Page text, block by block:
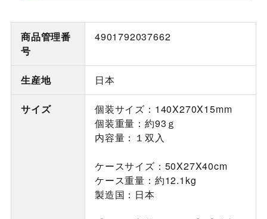
商品管理番
号
4901792037662
生産地 日本
サイズ
個装サイズ：140X270X15mm
個装重量：約93ｇ
内容量：１双入
ケースサイズ：50X27X40cm
ケース重量：約12.1kg
製造国：日本